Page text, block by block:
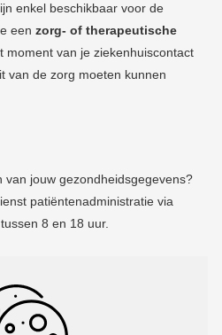
enkel beschikbaar voor de
een zorg- of therapeutische
moment van je ziekenhuiscontact
van de zorg moeten kunnen
van jouw gezondheidsgegevens?
patiëntenadministratie via
8 en 18 uur.